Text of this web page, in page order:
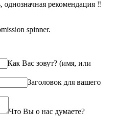
рекомендация ‼️
Как Вас зовут? (имя, или
Заголовок для вашего
Что Вы о нас думаете?